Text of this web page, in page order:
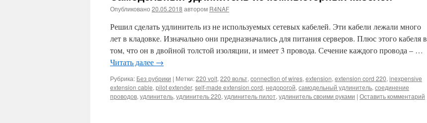
Опубликовано 20.05.2018 автором R4NAF
Решил сделать удлинитель из не используемых сетевых кабелей. Эти кабели лежали много
лет в кладовке. Изначально они предназначались для питания серверов. Плюс этого кабеля в
том, что он в двойной толстой изоляции, и имеет 3 провода. Сечение каждого провода – …
Читать далее →
Рубрика: Без рубрики | Метки:220 volt, 220 вольт, connection of wires, extension, extension cord 220, inexpensive
extension cable, pilot extender, self-made extension cord, недорогой, самодельный удлинитель, соединение
проводов, удлинитель, удлинитель 220, удлинитель пилот, удлинитель своими руками | Оставить комментарий